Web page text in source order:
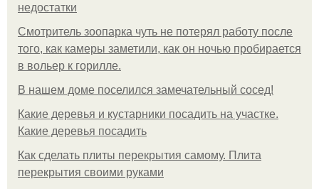
недостатки
Смотритель зоопарка чуть не потерял работу после
того, как камеры заметили, как он ночью пробирается
в вольер к горилле.
В нашем доме поселился замечательный сосед!
Какие деревья и кустарники посадить на участке.
Какие деревья посадить
Как сделать плиты перекрытия самому. Плита
перекрытия своими руками